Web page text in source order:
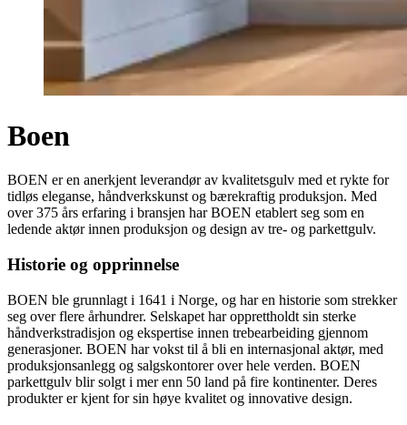
Boen
BOEN er en anerkjent leverandør av kvalitetsgulv med et rykte for
tidløs eleganse, håndverkskunst og bærekraftig produksjon. Med
over 375 års erfaring i bransjen har BOEN etablert seg som en
ledende aktør innen produksjon og design av tre- og parkettgulv.
Historie og opprinnelse
BOEN ble grunnlagt i 1641 i Norge, og har en historie som strekker
seg over flere århundrer. Selskapet har opprettholdt sin sterke
håndverkstradisjon og ekspertise innen trebearbeiding gjennom
generasjoner. BOEN har vokst til å bli en internasjonal aktør, med
produksjonsanlegg og salgskontorer over hele verden. BOEN
parkettgulv blir solgt i mer enn 50 land på fire kontinenter. Deres
produkter er kjent for sin høye kvalitet og innovative design.